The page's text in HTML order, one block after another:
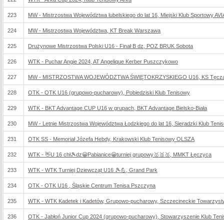
223 MW - Mistrzostwa Województwa lubelskiego do lat 16, Miejski Klub Sportowy
224 MW - Mistrzostwa Województwa, KT Break Warszawa
225 Drużynowe Mistrzostwa Polski U16 - Finał B dz, POZ BRUK Sobota
226 WTK - Puchar Angie 2024, AT Angelique Kerber Puszczykowo
227 MW - MISTRZOSTWA WOJEWÓDZTWA ŚWIĘTOKRZYSKIEGO U16, KS
228 OTK - OTK U16 (grupowo-pucharowy), Pobiedziski Klub Tenisowy
229 WTK - BKT Advantage CUP U16 w grupach, BKT Advantage Bielsko-Biała
230 MW - Letnie Mistrzostwa Województwa Łodzkiego do lat 16, Sieradzki Klub
231 OTK SS - Memoriał Józefa Hebdy, Krakowski Klub Tenisowy OLSZA
232 WTK - 👋U 16 chł🎾dz😀Pabianice😀turniej grupowy🥇🥈🥉, MMKT Łęczyca
233 WTK - WTK Turniej Dziewcząt U16 🎾💪, Grand Park
234 OTK - OTK U16 , Śląskie Centrum Tenisa Pszczyna
235 WTK - WTK Kadetek i Kadetów, Grupowo-pucharowy, Szczecineckie
236 OTK - Jabłoń Junior Cup 2024 (grupowo-pucharowy), Stowarzyszenie Klub